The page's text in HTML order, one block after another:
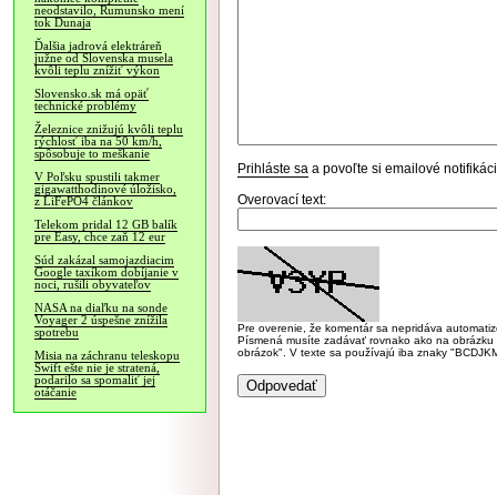
neodstavilo, Rumunsko mení
tok Dunaja
Ďalšia jadrová elektráreň
južne od Slovenska musela
kvôli teplu znížiť výkon
Slovensko.sk má opäť
technické problémy
Železnice znižujú kvôli teplu
rýchlosť iba na 50 km/h,
spôsobuje to meškanie
V Poľsku spustili takmer
gigawatthodinové úložisko,
z LiFePO4 článkov
Telekom pridal 12 GB balík
pre Easy, chce zaň 12 eur
Súd zakázal samojazdiacim
Google taxíkom dobíjanie v
noci, rušili obyvateľov
NASA na diaľku na sonde
Voyager 2 úspešne znížila
spotrebu
Misia na záchranu teleskopu
Swift ešte nie je stratená,
podarilo sa spomaliť jej
otáčanie
Prihláste sa a povoľte si emailové
Overovací text:
Pre overenie, že komentár sa nepridáva
Písmená musíte zadávať rovnako ako na
obrázok". V texte sa používajú iba znaky